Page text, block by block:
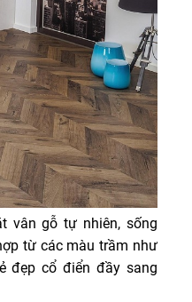
vân gỗ tự nhiên, sống
từ các màu trầm như
đẹp cổ điển đầy sang